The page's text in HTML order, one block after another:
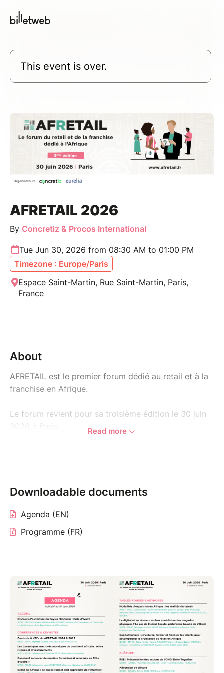
This event is over.
AFRETAIL 2026
By Concretiz & Procos International
Tue Jun 30, 2026 from 08:30 AM to 01:00 PM
Timezone : Europe/Paris
Espace Saint-Martin, Rue Saint-Martin, Paris,
France
About
AFRETAIL est le premier forum dédié au retail et à la
franchise en Afrique.
Le forum revient pour sa troisième édition le 30 juin
continent africain à travers des conférences et des
tables rondes, suivi d'un cocktail déjeunatoire de
networking, et l'après-midi sera consacrée aux
AFRETAIL is the first forum for retail & franchise
dedicated to Africa.
The forum returns for its second edition on 30 June
2025 in Paris.
Come and meet international brands interested by
Read more
Downloadable documents
Agenda (EN)
Programme (FR)